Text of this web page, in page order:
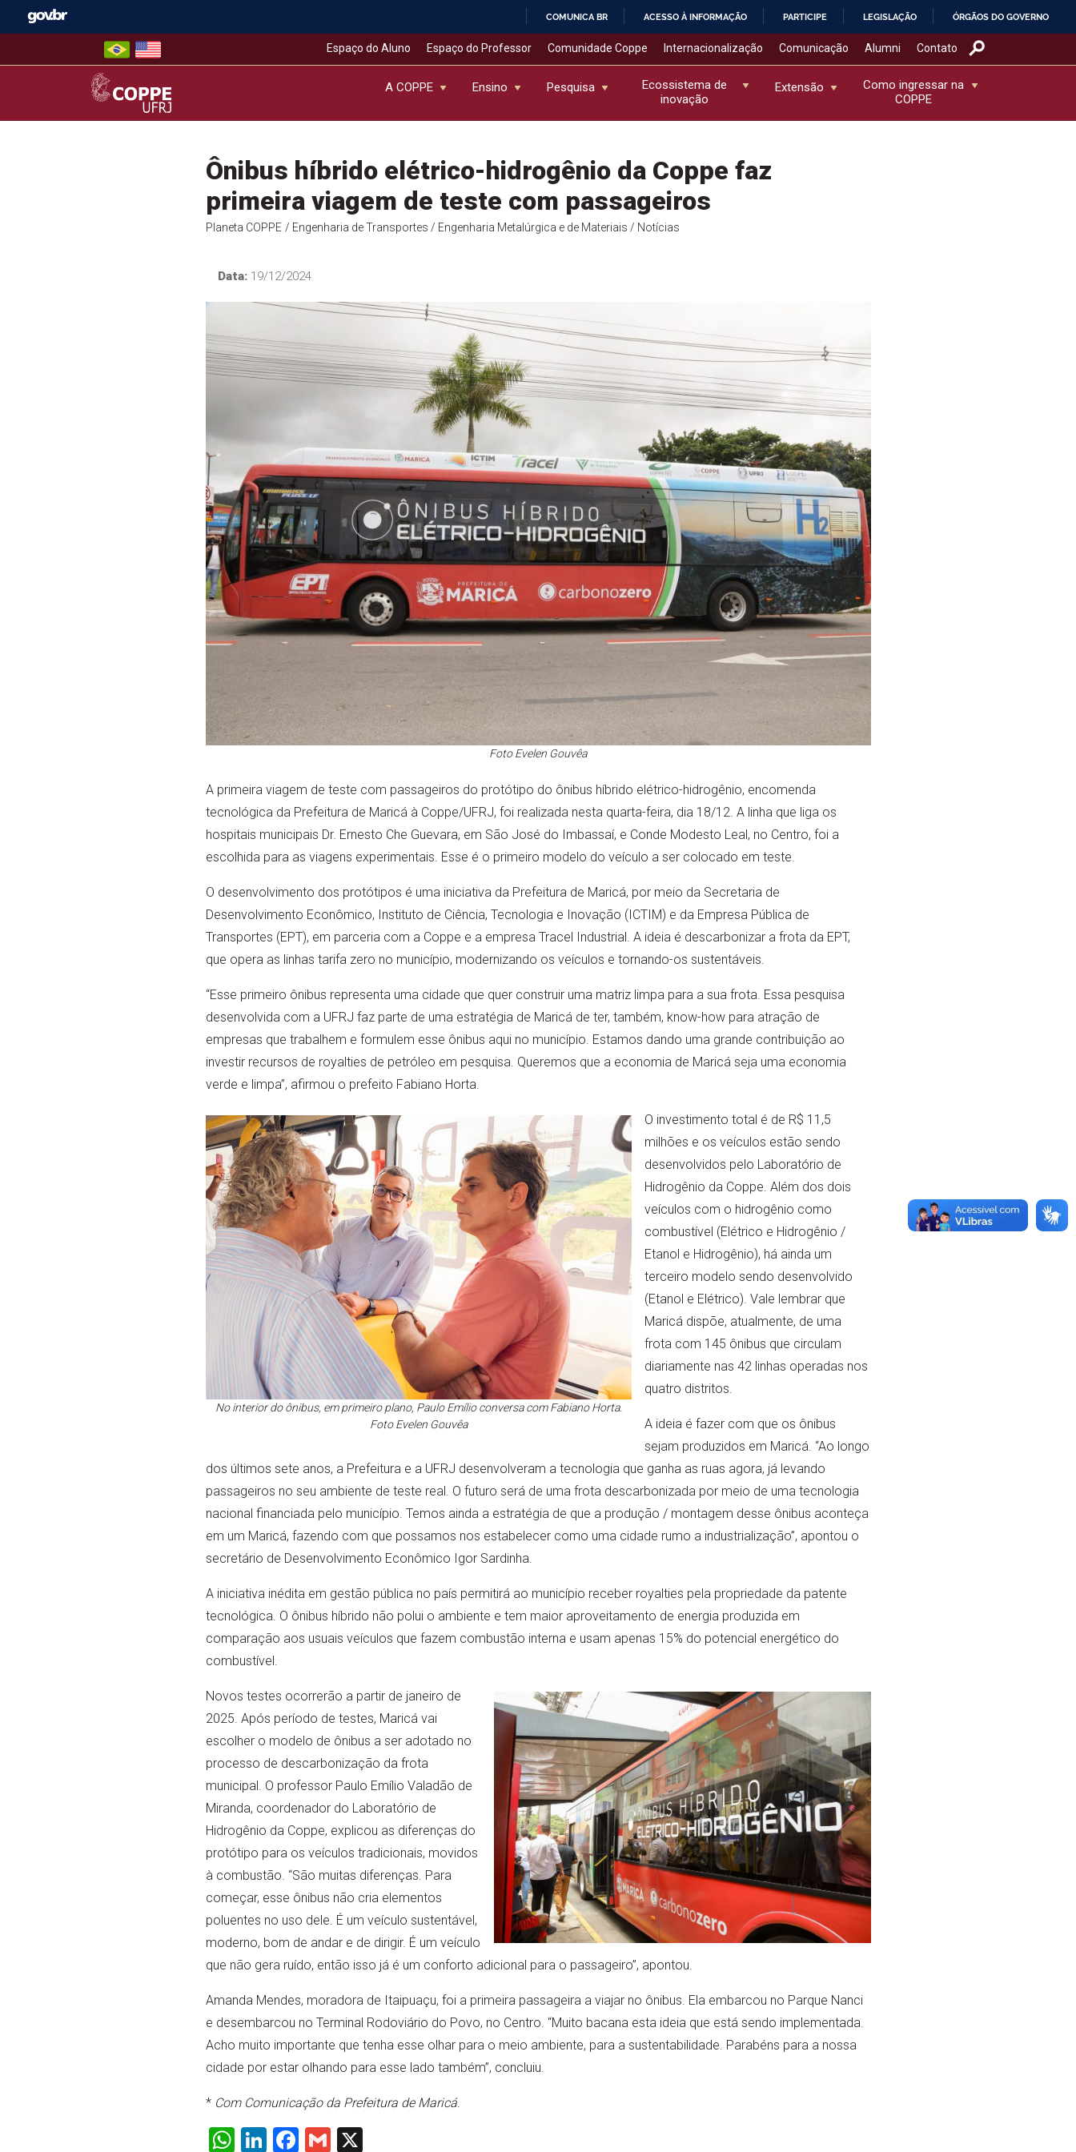
COMUNICA BR ACESSO À INFORMAÇÃO PARTICIPE LEGISLAÇÃO ÓRGÃOS DO GOVERNO
Espaço do Aluno Espaço do Professor Comunidade Coppe Internacionalização Comunicação Alumni Contato
COPPE – UFRJ
A COPPE Ensino Pesquisa
Ecossistema de
inovação
Extensão
Como ingressar na
COPPE
Ônibus híbrido elétrico-hidrogênio da Coppe faz
primeira viagem de teste com passageiros
Planeta COPPE / Engenharia de Transportes / Engenharia Metalúrgica e de Materiais / Notícias
Data:19/12/2024
Foto Evelen Gouvêa
A primeira viagem de teste com passageiros do protótipo do ônibus híbrido elétrico-hidrogênio, encomenda
tecnológica da Prefeitura de Maricá à Coppe/UFRJ, foi realizada nesta quarta-feira, dia 18/12. A linha que liga os
hospitais municipais Dr. Ernesto Che Guevara, em São José do Imbassaí, e Conde Modesto Leal, no Centro, foi a
escolhida para as viagens experimentais. Esse é o primeiro modelo do veículo a ser colocado em teste.
O desenvolvimento dos protótipos é uma iniciativa da Prefeitura de Maricá, por meio da Secretaria de
Desenvolvimento Econômico, Instituto de Ciência, Tecnologia e Inovação (ICTIM) e da Empresa Pública de
Transportes (EPT), em parceria com a Coppe e a empresa Tracel Industrial. A ideia é descarbonizar a frota da EPT,
que opera as linhas tarifa zero no município, modernizando os veículos e tornando-os sustentáveis.
“Esse primeiro ônibus representa uma cidade que quer construir uma matriz limpa para a sua frota. Essa pesquisa
desenvolvida com a UFRJ faz parte de uma estratégia de Maricá de ter, também, know-how para atração de
empresas que trabalhem e formulem esse ônibus aqui no município. Estamos dando uma grande contribuição ao
investir recursos de royalties de petróleo em pesquisa. Queremos que a economia de Maricá seja uma economia
verde e limpa”, afirmou o prefeito Fabiano Horta.
No interior do ônibus, em primeiro plano, Paulo Emílio conversa com Fabiano Horta.
Foto Evelen Gouvêa
O investimento total é de R$ 11,5
milhões e os veículos estão sendo
desenvolvidos pelo Laboratório de
Hidrogênio da Coppe. Além dos dois
veículos com o hidrogênio como
combustível (Elétrico e Hidrogênio /
Etanol e Hidrogênio), há ainda um
terceiro modelo sendo desenvolvido
(Etanol e Elétrico). Vale lembrar que
Maricá dispõe, atualmente, de uma
frota com 145 ônibus que circulam
diariamente nas 42 linhas operadas nos
quatro distritos.
A ideia é fazer com que os ônibus
sejam produzidos em Maricá. “Ao longo
dos últimos sete anos, a Prefeitura e a UFRJ desenvolveram a tecnologia que ganha as ruas agora, já levando
passageiros no seu ambiente de teste real. O futuro será de uma frota descarbonizada por meio de uma tecnologia
nacional financiada pelo município. Temos ainda a estratégia de que a produção / montagem desse ônibus aconteça
em um Maricá, fazendo com que possamos nos estabelecer como uma cidade rumo a industrialização”, apontou o
secretário de Desenvolvimento Econômico Igor Sardinha.
A iniciativa inédita em gestão pública no país permitirá ao município receber royalties pela propriedade da patente
tecnológica. O ônibus híbrido não polui o ambiente e tem maior aproveitamento de energia produzida em
comparação aos usuais veículos que fazem combustão interna e usam apenas 15% do potencial energético do
combustível.
Novos testes ocorrerão a partir de janeiro de
2025. Após período de testes, Maricá vai
escolher o modelo de ônibus a ser adotado no
processo de descarbonização da frota
municipal. O professor Paulo Emílio Valadão de
Miranda, coordenador do Laboratório de
Hidrogênio da Coppe, explicou as diferenças do
protótipo para os veículos tradicionais, movidos
à combustão. “São muitas diferenças. Para
começar, esse ônibus não cria elementos
poluentes no uso dele. É um veículo sustentável,
moderno, bom de andar e de dirigir. É um veículo
que não gera ruído, então isso já é um conforto adicional para o passageiro”, apontou.
Amanda Mendes, moradora de Itaipuaçu, foi a primeira passageira a viajar no ônibus. Ela embarcou no Parque Nanci
e desembarcou no Terminal Rodoviário do Povo, no Centro. “Muito bacana esta ideia que está sendo implementada.
Acho muito importante que tenha esse olhar para o meio ambiente, para a sustentabilidade. Parabéns para a nossa
cidade por estar olhando para esse lado também”, concluiu.
* Com Comunicação da Prefeitura de Maricá.
WhatsApp
LinkedIn
Facebook
Gmail
X